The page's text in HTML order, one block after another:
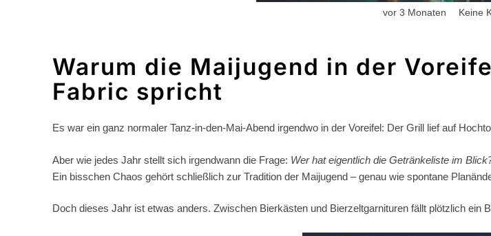
vor 3 Monaten Keine
Warum die Maijugend in der
Fabric spricht
Es war ein ganz normaler Tanz-in-den-Mai-Abend irgendwo in der Voreifel: Der Grill lief auf
Aber wie jedes Jahr stellt sich irgendwann die Frage: Wer hat eigentlich die Getränkeliste im
Ein bisschen Chaos gehört schließlich zur Tradition der Maijugend – genau wie spontane
Doch dieses Jahr ist etwas anders. Zwischen Bierkästen und Bierzeltgarnituren fällt plötzlich ein